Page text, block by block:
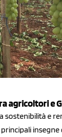
agricoltori e
sostenibilità e
insegne